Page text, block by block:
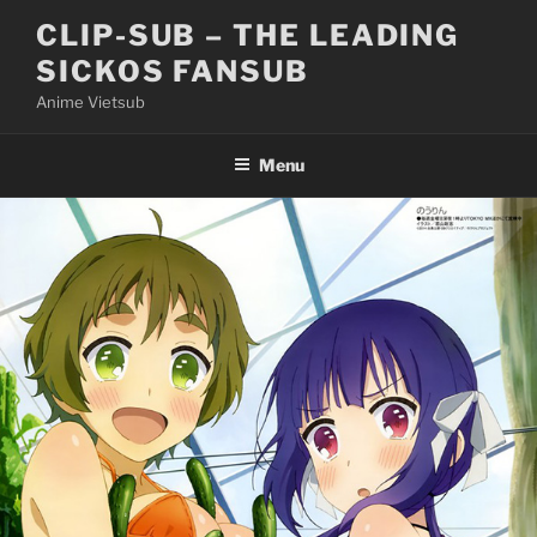
content
CLIP-SUB – THE LEADING
SICKOS FANSUB
Anime Vietsub
Menu